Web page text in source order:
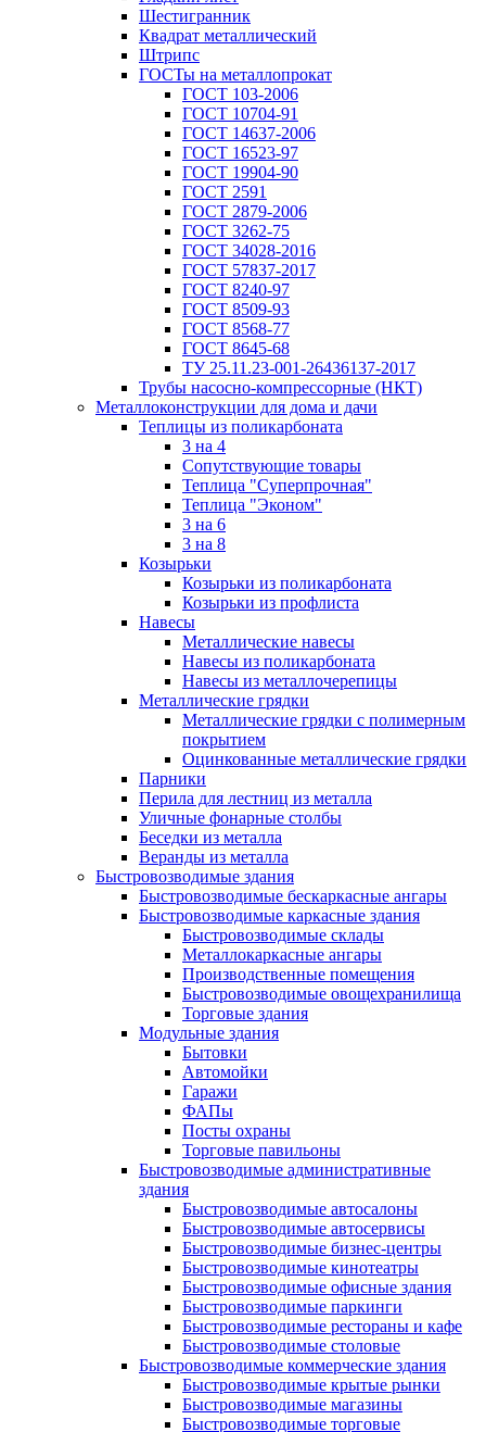
Шестигранник
Квадрат металлический
Штрипс
ГОСТы на металлопрокат
ГОСТ 103-2006
ГОСТ 10704-91
ГОСТ 14637-2006
ГОСТ 16523-97
ГОСТ 19904-90
ГОСТ 2591
ГОСТ 2879-2006
ГОСТ 3262-75
ГОСТ 34028-2016
ГОСТ 57837-2017
ГОСТ 8240-97
ГОСТ 8509-93
ГОСТ 8568-77
ГОСТ 8645-68
ТУ 25.11.23-001-26436137-2017
Трубы насосно-компрессорные (НКТ)
Металлоконструкции для дома и дачи
Теплицы из поликарбоната
3 на 4
Сопутствующие товары
Теплица "Суперпрочная"
Теплица "Эконом"
3 на 6
3 на 8
Козырьки
Козырьки из поликарбоната
Козырьки из профлиста
Навесы
Металлические навесы
Навесы из поликарбоната
Навесы из металлочерепицы
Металлические грядки
Металлические грядки с полимерным
покрытием
Оцинкованные металлические грядки
Парники
Перила для лестниц из металла
Уличные фонарные столбы
Беседки из металла
Веранды из металла
Быстровозводимые здания
Быстровозводимые бескаркасные ангары
Быстровозводимые каркасные здания
Быстровозводимые склады
Металлокаркасные ангары
Производственные помещения
Быстровозводимые овощехранилища
Торговые здания
Модульные здания
Бытовки
Автомойки
Гаражи
ФАПы
Посты охраны
Торговые павильоны
Быстровозводимые административные
здания
Быстровозводимые автосалоны
Быстровозводимые автосервисы
Быстровозводимые бизнес-центры
Быстровозводимые кинотеатры
Быстровозводимые офисные здания
Быстровозводимые паркинги
Быстровозводимые рестораны и кафе
Быстровозводимые столовые
Быстровозводимые коммерческие здания
Быстровозводимые крытые рынки
Быстровозводимые магазины
Быстровозводимые торговые